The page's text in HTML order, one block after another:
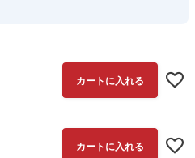
カートに入れる
カートに入れる